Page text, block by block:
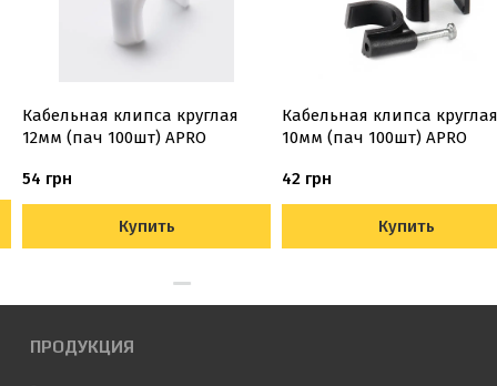
Кабельная клипса круглая
12мм (пач 100шт) APRO
54 грн
Купить
Кабельная клипса круглая
10мм (пач 100шт) APRO
42 грн
Купить
ПРОДУКЦИЯ